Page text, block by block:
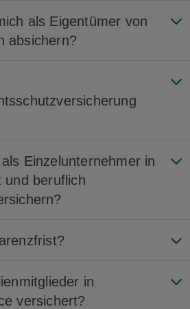
als Eigentümer von
absichern?
Einzelunternehmer in
und beruflich
in
versichert?